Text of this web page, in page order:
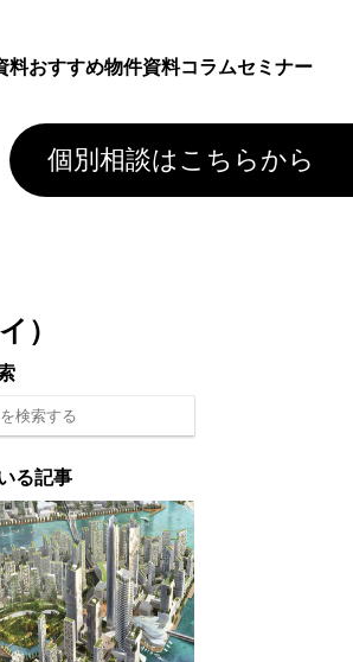
料おすすめ物件資料コラムセミナー
個別相談はこちらから
）
る記事